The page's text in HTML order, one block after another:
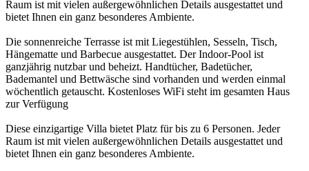
Raum ist mit vielen außergewöhnlichen Details ausgestattet und
bietet Ihnen ein ganz besonderes Ambiente.
Die sonnenreiche Terrasse ist mit Liegestühlen, Sesseln, Tisch,
Hängematte und Barbecue ausgestattet. Der Indoor-Pool ist
ganzjährig nutzbar und beheizt. Handtücher, Badetücher,
Bademantel und Bettwäsche sind vorhanden und werden einmal
wöchentlich getauscht. Kostenloses WiFi steht im gesamten Haus
zur Verfügung
Diese einzigartige Villa bietet Platz für bis zu 6 Personen. Jeder
Raum ist mit vielen außergewöhnlichen Details ausgestattet und
bietet Ihnen ein ganz besonderes Ambiente.